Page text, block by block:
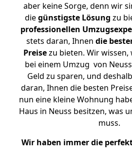
aber keine Sorge, denn wir
diegünstigste Lösung zu
professionellen
stets daran, Ihnen die
Preisezu bieten. Wir wissen,
bei einem Umzug von
Geld zu sparen, und
daran, Ihnen die besten
nun eine kleine Wohnung
Haus in Neuss besitzen, was
muss.
Wir haben immer die